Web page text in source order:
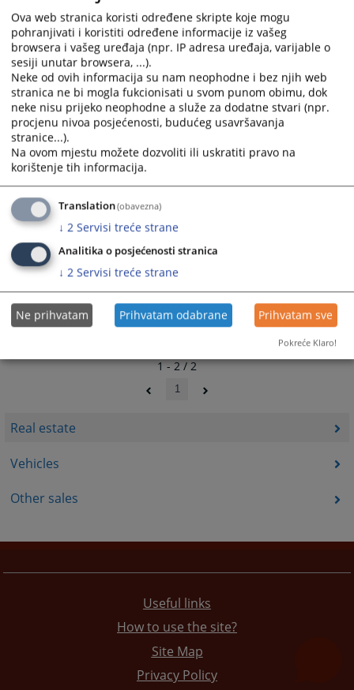
Real estate
Vehicles
Other sales
select
a
date.
Press
the
question
mark
key
to
get
the
keyboard
shortcuts
for
changing
dates.
select
a
date.
Press
the
question
mark
to
get
the
keyboard
shortcuts
changing
dates.
Zaključak o prodaji nepokretnosti
izvršenika usmenim javnim nadmetanjem
Zaključak broj 28 0 Ip 013109 07 Ip od 03.12.2012 godine
Općinski sud u Gradačcu je odredio drugo ročište za prodaju
nepokretnosti izvršenika I.d.o.o iz S.
1 - 2 / 2
1
Useful links
How to use the site?
Site Map
Privacy Policy
Ova web stranica koristi određene skripte koje mogu
pohranjivati i koristiti određene informacije iz vašeg
browsera i vašeg uređaja (npr. IP adresa uređaja, varijable o
sesiji unutar browsera, ...).
Neke od ovih informacija su nam neophodne i bez njih web
stranica ne bi mogla fukcionisati u svom punom obimu, dok
neke nisu prijeko neophodne a služe za dodatne stvari (npr.
procjenu nivoa posjećenosti, budućeg usavršavanja
stranice...).
Na ovom mjestu možete dozvoliti ili uskratiti pravo na
korištenje tih informacija.
Translation(obavezna)
↓ 2 Servisi treće strane
Analitika o posjećenosti stranica
↓ 2 Servisi treće strane
Ne prihvatam Prihvatam odabrane Prihvatam sve
Pokreće Klaro!